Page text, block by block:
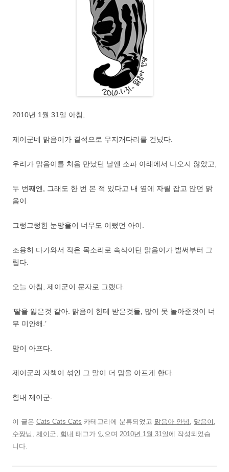
2010년 1월 31일 아침,
제이군네 맑음이가 결석으로 무지개다리를 건넜다.
우리가 맑음이를 처음 만났던 날엔 소파 아래에서 나오지 않았고,
두 번째엔, 그래도 한 번 본 적 있다고 내 옆에 자릴 잡고 앉던 맑
음이.
그렁그렁한 눈망울이 너무도 이뻤던 아이.
조용히 다가와서 작은 목소리로 속삭이던 맑음이가 벌써부터 그
립다.
오늘 아침, 제이군이 문자로 그랬다.
‘딸을 잃은것 같아. 맑음이 한테 받은것들, 많이 못 놀아준것이 너
무 미안해.’
맘이 아프다.
제이군의 자책이 섞인 그 말이 더 맘을 아프게 한다.
힘내 제이군-
이 글은 Cats Cats Cats 카테고리에 분류되었고 맑음아 안녕 , 맑음이 ,
수짱님 , 제이군, 힘내 태그가 있으며 2010년 1월 31일에 작성되었습
니다.